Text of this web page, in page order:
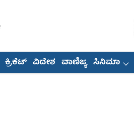
ಕ್ರಿಕೆಟ್ ವಿದೇಶ ವಾಣಿಜ್ಯ ಸಿನಿಮಾ